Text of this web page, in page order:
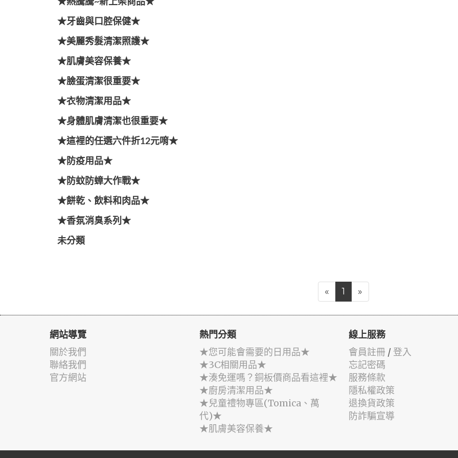
★熱騰騰~新上架商品★
★牙齒與口腔保健★
★美麗秀髮清潔照護★
★肌膚美容保養★
★臉蛋清潔很重要★
★衣物清潔用品★
★身體肌膚清潔也很重要★
★這裡的任選六件折12元唷★
★防疫用品★
★防蚊防蟑大作戰★
★餅乾、飲料和肉品★
★香氛消臭系列★
未分類
« 1 »
網站導覽
關於我們
聯絡我們
官方網站
熱門分類
★您可能會需要的日用品★
★3C相關用品★
★湊免運嗎？銅板價商品看這裡★
★廚房清潔用品★
★兒童禮物專區(Tomica、萬
代)★
★肌膚美容保養★
線上服務
會員註冊 / 登入
忘記密碼
服務條款
隱私權政策
退換貨政策
防詐騙宣導